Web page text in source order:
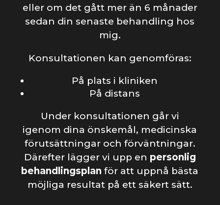
eller om det gått mer än 6 månader
sedan din senaste behandling hos
mig.
Konsultationen kan genomföras:
På plats i kliniken
På distans
Under konsultationen går vi
igenom dina önskemål, medicinska
förutsättningar och förväntningar.
Därefter lägger vi upp en personlig
behandlingsplan för att uppnå bästa
möjliga resultat på ett säkert sätt.